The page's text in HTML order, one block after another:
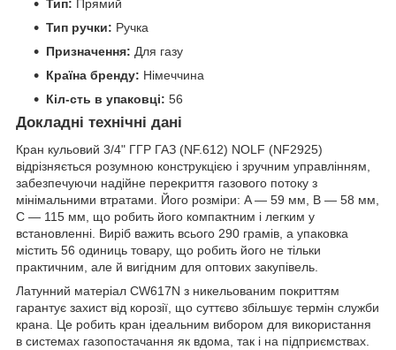
Тип: Прямий
Тип ручки: Ручка
Призначення: Для газу
Країна бренду: Німеччина
Кіл-сть в упаковці: 56
Докладні технічні дані
Кран кульовий 3/4" ГГР ГАЗ (NF.612) NOLF (NF2925)
відрізняється розумною конструкцією і зручним управлінням,
забезпечуючи надійне перекриття газового потоку з
мінімальними втратами. Його розміри: A — 59 мм, B — 58 мм,
C — 115 мм, що робить його компактним і легким у
встановленні. Виріб важить всього 290 грамів, а упаковка
містить 56 одиниць товару, що робить його не тільки
практичним, але й вигідним для оптових закупівель.
Латунний матеріал CW617N з никельованим покриттям
гарантує захист від корозії, що суттєво збільшує термін служби
крана. Це робить кран ідеальним вибором для використання
в системах газопостачання як вдома, так і на підприємствах.